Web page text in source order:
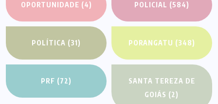
OPORTUNIDADE (4) POLICIAL (584)
POLÍTICA (31) PORANGATU (348)
PRF (72)
SANTA TEREZA DE
GOIÁS (2)